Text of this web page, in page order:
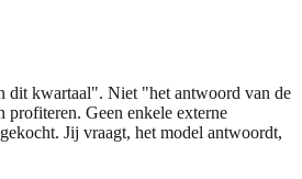
dit kwartaal". Niet "het antwoord van de
profiteren. Geen enkele externe
Jij vraagt, het model antwoordt,